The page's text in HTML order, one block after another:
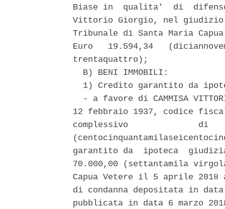
Biase in  qualita'  di
Vittorio Giorgio, nel giudizio
Tribunale di Santa Maria
Euro   19.594,34
trentaquattro);
  B) BENI IMMOBILI:
1) Credito garantito da
- a favore di CAMMISA
12 febbraio 1937, codice
complessivo              di
garantito da  ipoteca
70.000,00 (settantamila
Capua Vetere il 5 aprile
di condanna depositata in
pubblicata in data 6 marzo